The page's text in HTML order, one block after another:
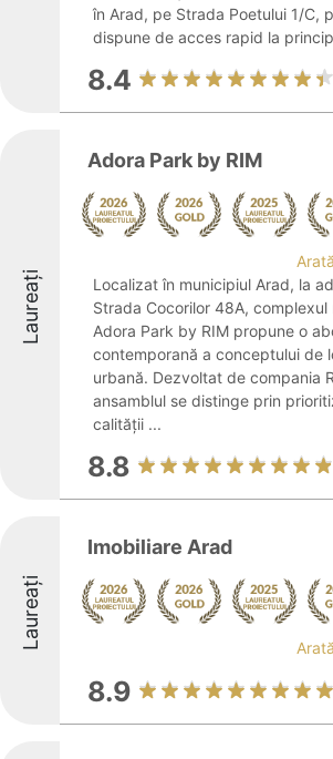
în Arad, pe Strada Poetului 1/C,
dispune de acces rapid la
8.4
Laureați
Adora Park by RIM
Localizat în municipiul Arad, la
Strada Cocorilor 48A, complexul
Adora Park by RIM propune o
contemporană a conceptului de
urbană. Dezvoltat de compania
ansamblul se distinge prin
calității ...
8.8
Laureați
Imobiliare Arad
8.9